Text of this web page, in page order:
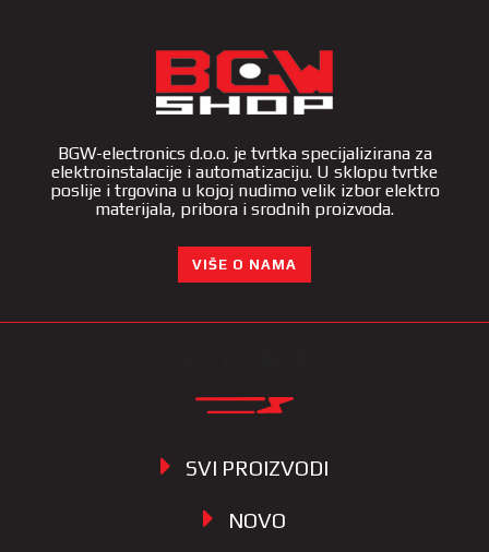
BGW-electronics d.o.o. je tvrtka specijalizirana za
elektroinstalacije i automatizaciju. U sklopu tvrtke
poslije i trgovina u kojoj nudimo velik izbor elektro
materijala, pribora i srodnih proizvoda.
VIŠE O NAMA
SVI PROIZVODI
NOVO